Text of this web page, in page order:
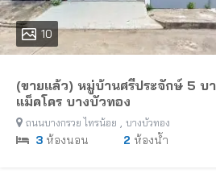
10
(ขายแล้ว) หมู่บ้านศรีประจักษ์ 5 บ
แม็คโคร บางบัวทอง
ถนนบางกรวย ไทรน้อย , บางบัวทอง
3 ห้องนอน 2 ห้องน้ำ